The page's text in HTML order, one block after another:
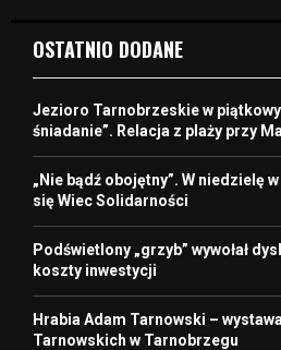
OSTATNIO DODANE
Jezioro Tarnobrzeskie w
śniadanie”. Relacja z plaży przy
„Nie bądź obojętny”. W niedzielę
się Wiec Solidarności
Podświetlony „grzyb” wywołał
koszty inwestycji
Hrabia Adam Tarnowski –
Tarnowskich w Tarnobrzegu